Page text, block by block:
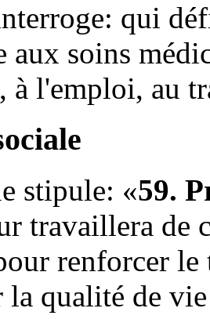
qui
aux soins
à l'emploi, au
stipule: «59.
travaillera de
renforcer le
qualité de